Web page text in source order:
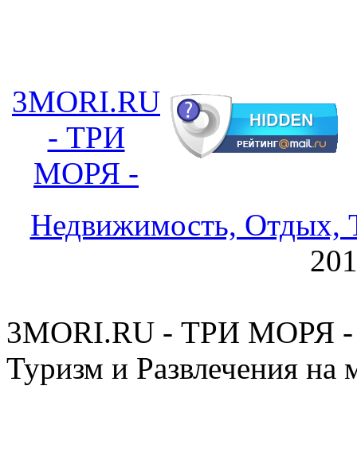
3MORI.RU
- ТРИ
МОРЯ -
Недвижимость, Отдых,
3MORI.RU - ТРИ МОРЯ -
Туризм и Развлечения на